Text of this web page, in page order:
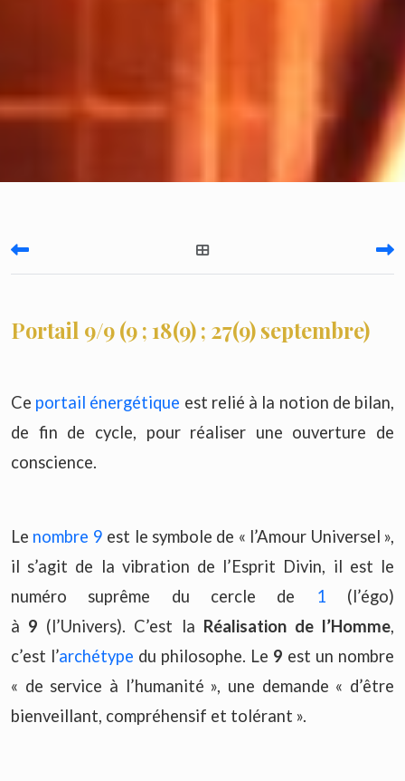
Portail 9/9 (9 ; 18(9) ; 27(9) septembre)
Ce portail énergétique est relié à la notion de bilan,
de fin de cycle, pour réaliser une ouverture de
conscience.
Le nombre 9 est le symbole de « l’Amour Universel »,
il s’agit de la vibration de l’Esprit Divin, il est le
numéro suprême du cercle de
1 (l’égo)
à 9 (l’Univers). C’est la Réalisation de l’Homme,
c’est l’archétype du philosophe. Le 9 est un nombre
« de service à l’humanité », une demande « d’être
bienveillant, compréhensif et tolérant ».